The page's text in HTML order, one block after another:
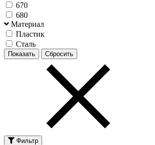
670
680
Материал
Пластик
Сталь
Фильтр